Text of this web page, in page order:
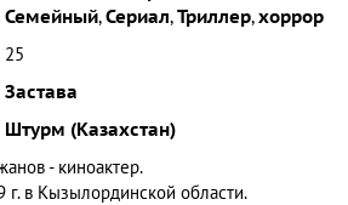
Семейный,Сериал,Триллер,хоррор
25
Застава
Штурм (Казахстан)
- киноактер.
г. в Кызылординской области.